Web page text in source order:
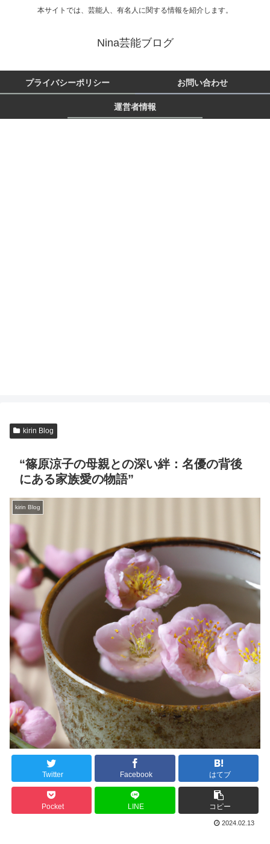
本サイトでは、芸能人、有名人に関する情報を紹介します。
Nina芸能ブログ
プライバシーポリシー お問い合わせ
運営者情報
kirin Blog
“篠原涼子の母親との深い絆：名優の背後
にある家族愛の物語”
kirin Blog
Twitter Facebook はてブ
Pocket LINE コピー
2024.02.13